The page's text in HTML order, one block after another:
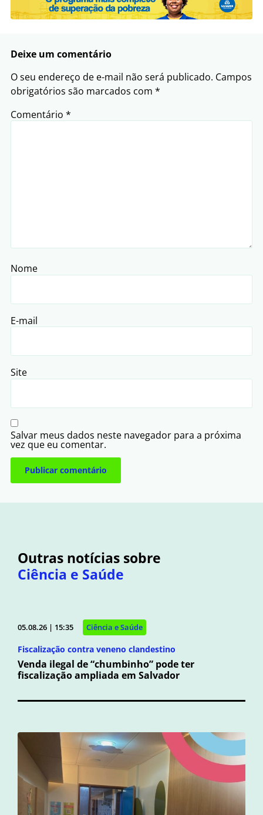
Deixe um comentário
O seu endereço de e-mail não será publicado. Campos
obrigatórios são marcados com *
Comentário *
Nome
E-mail
Site
Salvar meus dados neste navegador para a próxima
vez que eu comentar.
Outras notícias sobre
Ciência e Saúde
05.08.26 | 15:35 Ciência e Saúde
Fiscalização contra veneno clandestino
Venda ilegal de “chumbinho” pode ter
fiscalização ampliada em Salvador